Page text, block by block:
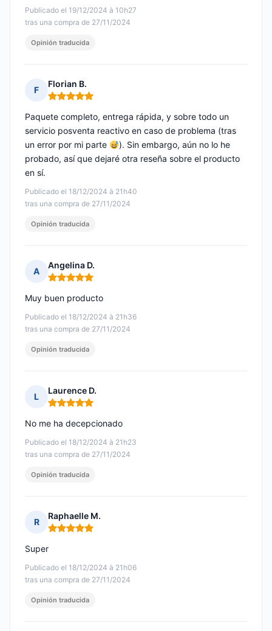
Publicado el 19/12/2024 à 10h27
tras una compra de 27/11/2024
Opinión traducida
F
Florian B.
Nota: 5 de 5
Publicado el 18/12/2024 à 21h40
tras una compra de 27/11/2024
Paquete completo, entrega rápida, y sobre todo un
servicio posventa reactivo en caso de problema (tras
un error por mi parte
). Sin embargo, aún no lo he
probado, así que dejaré otra reseña sobre el producto
en sí.
Opinión traducida
A
Angelina D.
Nota: 5 de 5
Publicado el 18/12/2024 à 21h36
tras una compra de 27/11/2024
Muy buen producto
Opinión traducida
L
Laurence D.
Nota: 5 de 5
Publicado el 18/12/2024 à 21h23
tras una compra de 27/11/2024
No me ha decepcionado
Opinión traducida
R
Raphaelle M.
Nota: 5 de 5
Publicado el 18/12/2024 à 21h06
tras una compra de 27/11/2024
Super
Opinión traducida